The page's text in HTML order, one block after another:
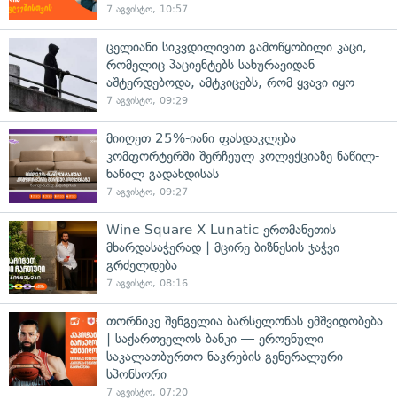
7 აგვისტო, 10:57
ცელიანი სიკვდილივით გამოწყობილი კაცი,
რომელიც პაციენტებს სახურავიდან
აშტერდებოდა, ამტკიცებს, რომ ყვავი იყო
7 აგვისტო, 09:29
მიიღეთ 25%-იანი ფასდაკლება
კომფორტერში შერჩეულ კოლექციაზე ნაწილ-
ნაწილ გადახდისას
7 აგვისტო, 09:27
Wine Square X Lunatic ერთმანეთის
მხარდასაჭერად | მცირე ბიზნესის ჯაჭვი
გრძელდება
7 აგვისტო, 08:16
თორნიკე შენგელია ბარსელონას ემშვიდობება
| საქართველოს ბანკი — ეროვნული
საკალათბურთო ნაკრების გენერალური
სპონსორი
7 აგვისტო, 07:20